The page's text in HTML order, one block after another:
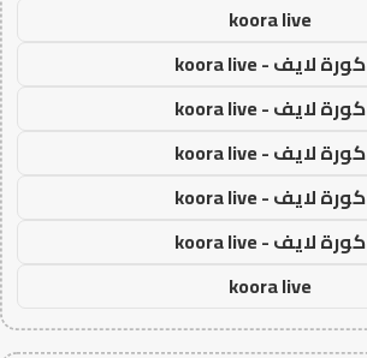
koora live
كورة لايف - koora live
كورة لايف - koora live
كورة لايف - koora live
كورة لايف - koora live
كورة لايف - koora live
koora live